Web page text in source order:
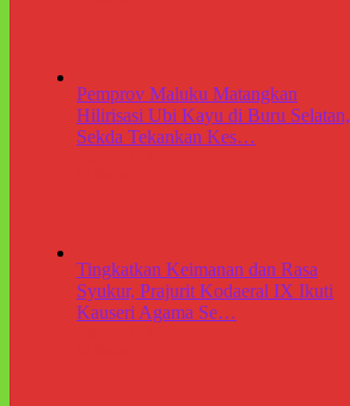
Pemprov Maluku Matangkan
Hilirisasi Ubi Kayu di Buru Selatan,
Sekda Tekankan Kes…
Tingkatkan Keimanan dan Rasa
Syukur, Prajurit Kodaeral IX Ikuti
Kauseri Agama Se…